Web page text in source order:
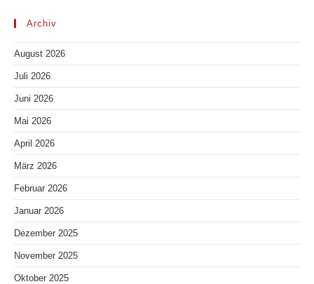
Archiv
August 2026
Juli 2026
Juni 2026
Mai 2026
April 2026
März 2026
Februar 2026
Januar 2026
Dezember 2025
November 2025
Oktober 2025